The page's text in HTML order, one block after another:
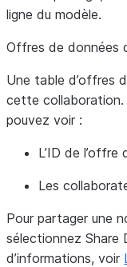
ligne du modèle.
Offres de données
Une table d’offres
cette collaboration.
pouvez voir :
L’ID de l’offre
Les
Pour partager une
sélectionnez Share
d’informations, voir